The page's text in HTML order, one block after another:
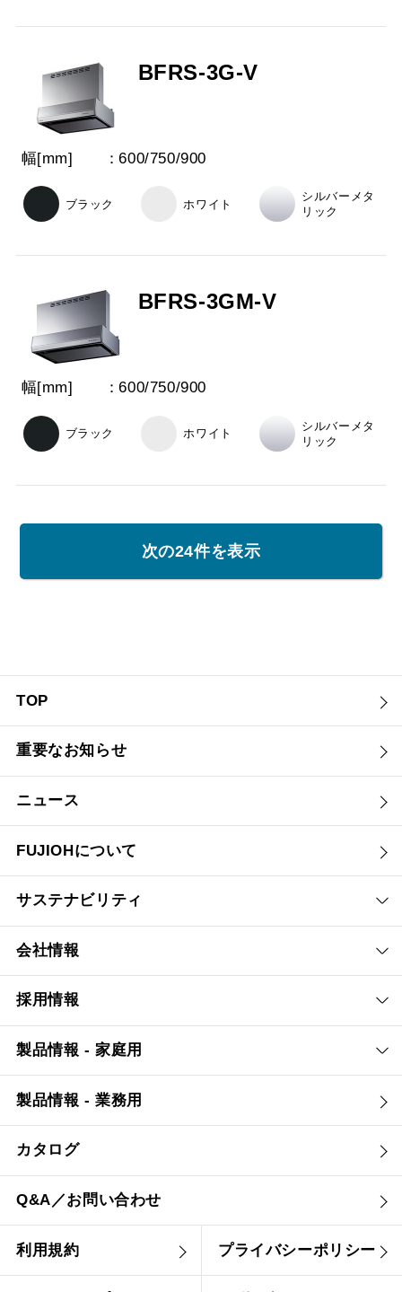
BFRS-3G-V
幅[mm] 600/750/900
ブラック ホワイト
シルバーメタ
リック
BFRS-3GM-V
幅[mm] 600/750/900
ブラック ホワイト
シルバーメタ
リック
CCLRL-ECS-V
幅[mm] 750
ホワイト
幅[mm] 750/900
シルバーメタ
リック
次の24件を表示
TOP
重要なお知らせ
ニュース
FUJIOHについて
サステナビリティ
会社情報
採用情報
製品情報 - 家庭用
製品情報 - 業務用
カタログ
Q&A／お問い合わせ
利用規約 プライバシーポリシー